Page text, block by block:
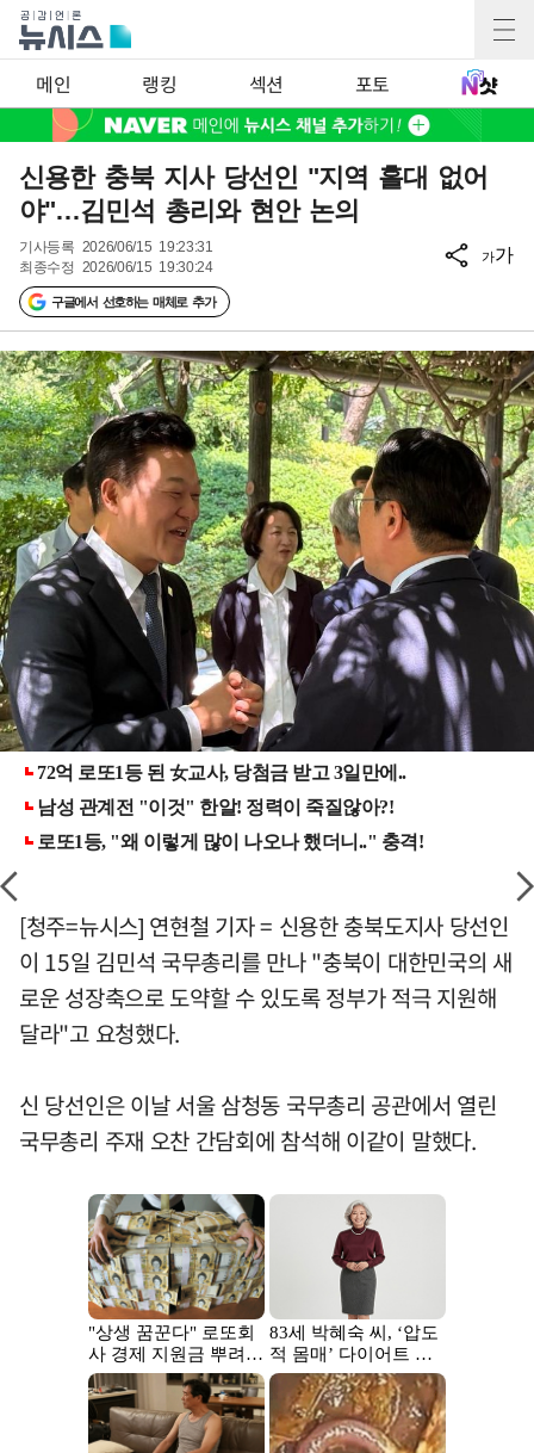
메인 랭킹 섹션 포토
신용한 충북 지사 당선인 "지역 홀대 없어
야"…김민석 총리와 현안 논의
기사등록 2026/06/15 19:23:31
최종수정 2026/06/15 19:30:24
구글에서 선호하는 매체로 추가
가가
[청주=뉴시스] 연현철 기자 = 신용한 충북도지사 당선인
이 15일 김민석 국무총리를 만나 "충북이 대한민국의 새
로운 성장축으로 도약할 수 있도록 정부가 적극 지원해
달라"고 요청했다.
신 당선인은 이날 서울 삼청동 국무총리 공관에서 열린
국무총리 주재 오찬 간담회에 참석해 이같이 말했다.